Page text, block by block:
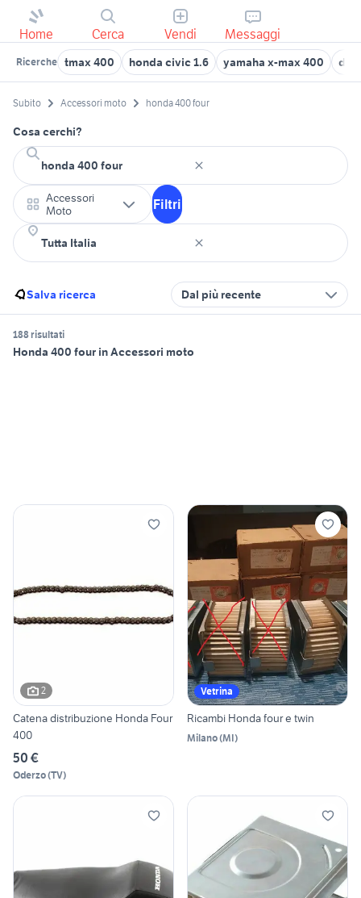
Home Cerca Vendi Messaggi
Ricerche tmax 400 honda civic 1.6 yamaha x-max 400
Subito Accessori moto honda 400 four
Cosa cerchi?
Accessori
Moto
Filtri
Salva ricerca Dal più recente
188 risultati
Honda 400 four in Accessori moto
2
Catena distribuzione Honda Four
400
50 €
Oderzo(TV)
Vetrina
Ricambi Honda four e twin
Milano(MI)